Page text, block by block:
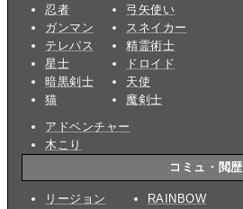
忍者
ガンマン
テレパス
星士
暗黒剣士
猫
弓矢使い
スネイカー
精霊術士
ドロイド
天使
魔剣士
アドベンチャー
木こり
コミュ・閲歴
リージョン
RAINBOW